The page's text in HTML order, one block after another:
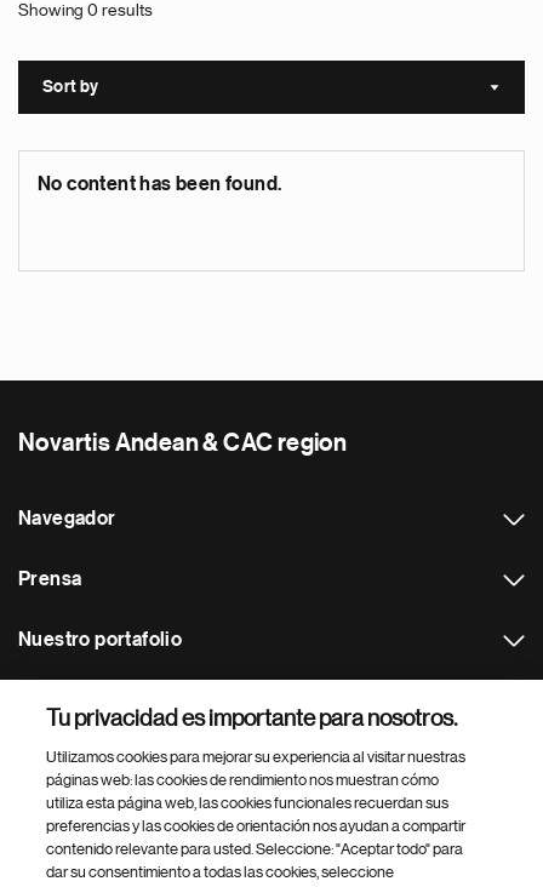
Showing 0 results
Sort by Sort
No content has been found.
Novartis Andean & CAC region
Navegador
Prensa
Nuestro portafolio
Footer Site Search
Tu privacidad es importante para nosotros.
Utilizamos cookies para mejorar su experiencia al visitar nuestras
páginas web: las cookies de rendimiento nos muestran cómo
utiliza esta página web, las cookies funcionales recuerdan sus
preferencias y las cookies de orientación nos ayudan a compartir
contenido relevante para usted. Seleccione: "Aceptar todo" para
dar su consentimiento a todas las cookies, seleccione